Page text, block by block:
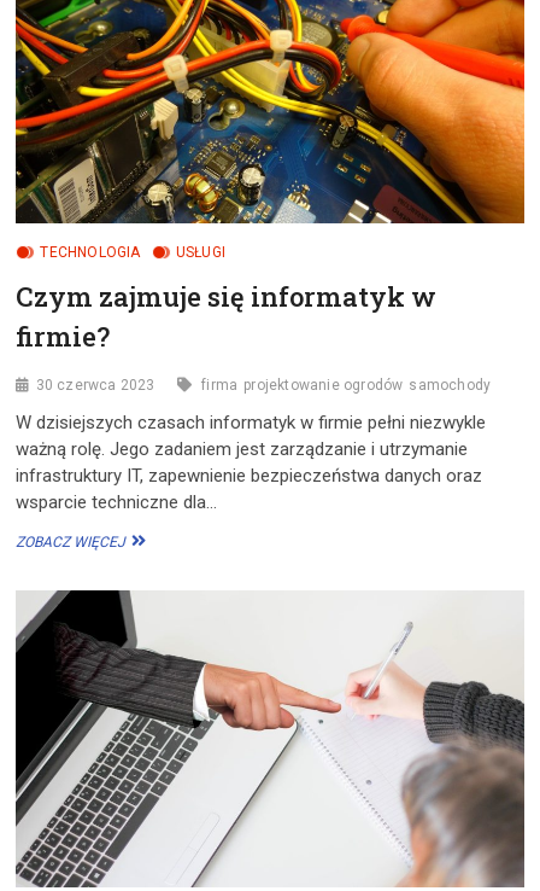
TECHNOLOGIA USŁUGI
Czym zajmuje się informatyk w
firmie?
30 czerwca 2023 firma projektowanie ogrodów samochody
W dzisiejszych czasach informatyk w firmie pełni niezwykle
ważną rolę. Jego zadaniem jest zarządzanie i utrzymanie
infrastruktury IT, zapewnienie bezpieczeństwa danych oraz
wsparcie techniczne dla…
ZOBACZ WIĘCEJCZYM
INFORMATYK
W
FIRMIE?